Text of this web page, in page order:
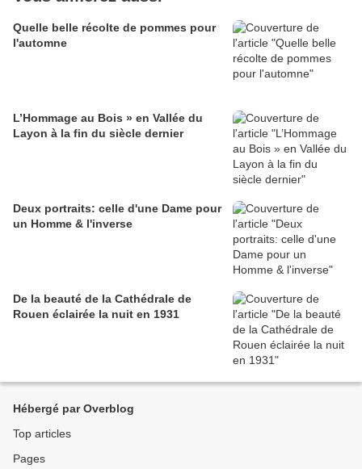
Quelle belle récolte de pommes pour
l'automne
L’Hommage au Bois » en Vallée du
Layon à la fin du siècle dernier
Deux portraits: celle d'une Dame pour
un Homme & l'inverse
De la beauté de la Cathédrale de
Rouen éclairée la nuit en 1931
Hébergé par Overblog
Top articles
Pages